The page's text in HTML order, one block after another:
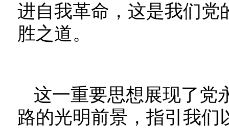
进自我革命，这是我们党
胜之道。
这一重要思想展现了党
路的光明前景，指引我